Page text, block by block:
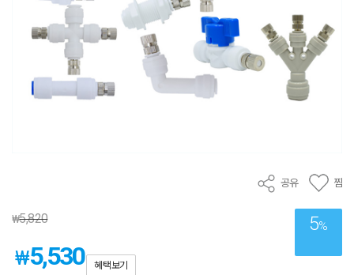
공유 찜
5%
₩5,820
₩5,530 혜택보기